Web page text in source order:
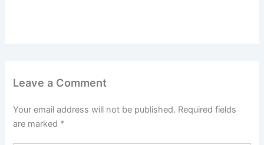
Leave a Comment
Your email address will not be published. Required fields
are marked *